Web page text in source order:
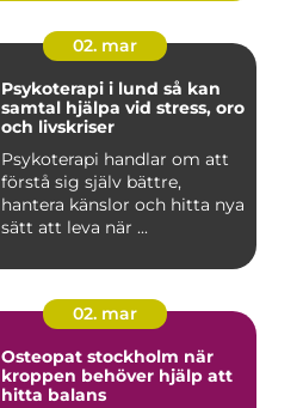
02. mar
Psykoterapi i lund så kan
samtal hjälpa vid stress, oro
och livskriser
Psykoterapi handlar om att
förstå sig själv bättre,
hantera känslor och hitta nya
sätt att leva när ...
02. mar
Osteopat stockholm när
kroppen behöver hjälp att
hitta balans